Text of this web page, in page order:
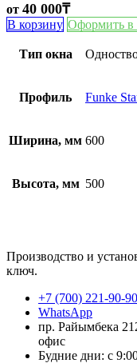
от 40 000₸
В корзину Оформить в
Тип окна
Профиль Funke
Ширина, мм 600
Высота, мм 500
Производство и
ключ.
+7 (700) 221-90-90
WhatsApp
пр. Райымбека
офис
Будние дни: с